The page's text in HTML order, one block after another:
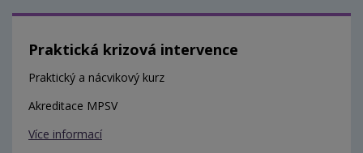
Praktická krizová intervence
Praktický a nácvikový kurz
Akreditace MPSV
Více informací